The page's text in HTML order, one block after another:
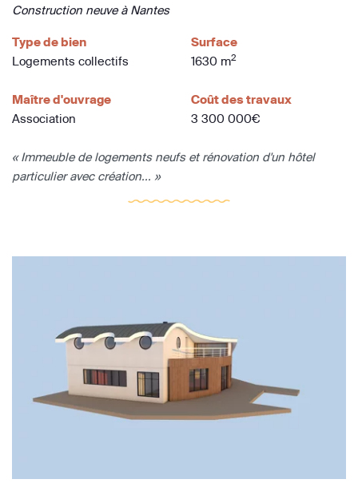
Construction neuve à Nantes
Type de bien
Logements collectifs
Surface
1630 m2
Maître d'ouvrage
Association
Coût des travaux
3 300 000€
« Immeuble de logements neufs et rénovation d'un hôtel
particulier avec création... »